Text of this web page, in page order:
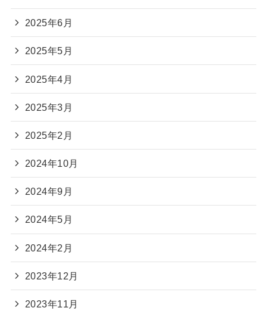
2025年6月
2025年5月
2025年4月
2025年3月
2025年2月
2024年10月
2024年9月
2024年5月
2024年2月
2023年12月
2023年11月